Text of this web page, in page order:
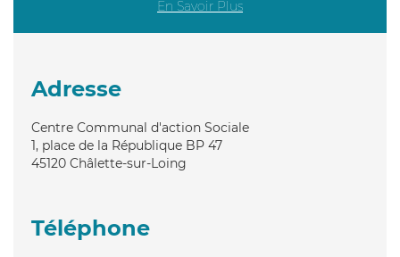
En Savoir Plus
Adresse
Centre Communal d'action Sociale
1, place de la République BP 47
45120 Châlette-sur-Loing
Téléphone